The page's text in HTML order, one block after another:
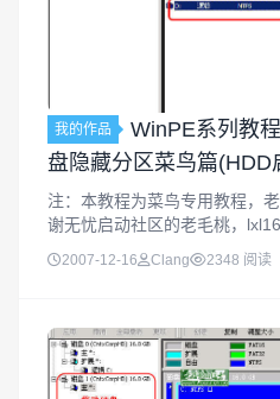
我的作品
WinPE系列教
盘隐藏分区菜鸟篇(HDD
注：本教程为菜鸟专用教程，
谢无忧启动社区的老毛桃，
才有我们今天简单易用的PE，
在老毛桃兄弟的WinPE基础上
2007-12-16 Clang 2348 阅读